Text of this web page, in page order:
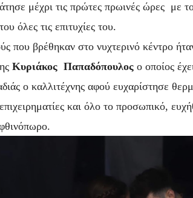
μέχρι τις πρώτες πρωινές ώρες με
όλες τις επιτυχίες του.
που βρέθηκαν στο νυχτερινό κέντρο
Κυριάκος Παπαδόπουλοςο οποίος
ο καλλιτέχνης αφού ευχαρίστησε
και όλο το προσωπικό,